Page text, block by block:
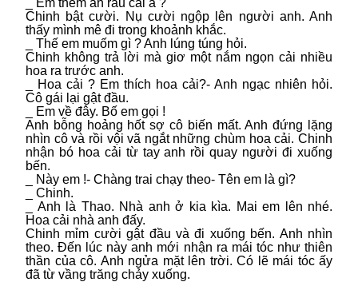
Chinh bật cười. Nụ cười ngộp lên người anh. Anh
thấy mình mê đi trong khoảnh khắc.
_ Thế em muốm gì ? Anh lúng túng hỏi.
Chinh không trả lời mà giơ một nắm ngọn cải nhiều
hoa ra trước anh.
_ Hoa cải ? Em thích hoa cải?- Anh ngạc nhiên hỏi.
Cô gái lại gật đầu.
_ Em về đây. Bố em gọi !
Anh bỗng hoảng hốt sợ cô biến mất. Anh đứng lặng
nhìn cô và rồi vội vã ngắt những chùm hoa cải. Chinh
nhận bó hoa cải từ tay anh rồi quay người đi xuống
bến.
_ Này em !- Chàng trai chạy theo- Tên em là gì?
_ Chinh.
_ Anh là Thao. Nhà anh ở kia kìa. Mai em lên nhé.
Hoa cải nhà anh đấy.
Chinh mỉm cười gật đầu và đi xuống bến. Anh nhìn
theo. Đến lúc này anh mới nhận ra mái tóc như thiên
thần của cô. Anh ngửa mặt lên trời. Có lẽ mái tóc ấy
đã từ vầng trăng chảy xuống.